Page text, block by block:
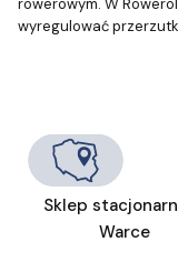
rowerowym. W
wyregulować
Sklep
Warce